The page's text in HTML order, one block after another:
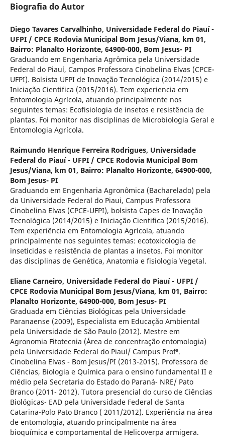
Biografia do Autor
Diego Tavares Carvalhinho, Universidade Federal do Piauí -
UFPI / CPCE Rodovia Municipal Bom Jesus/Viana, km 01,
Bairro: Planalto Horizonte, 64900-000, Bom Jesus- PI
Graduando em Engenharia Agrômica pela Universidade
Federal do Piauí, Campos Professora Cinobelina Elvas (CPCE-
UFPI). Bolsista UFPI de Inovação Tecnológica (2014/2015) e
Iniciação Cientifica (2015/2016). Tem experiencia em
Entomologia Agrícola, atuando principalmente nos
seguintes temas: Ecofisiologia de insetos e resistência de
plantas. Foi monitor nas disciplinas de Microbiologia Geral e
Entomologia Agrícola.
Raimundo Henrique Ferreira Rodrigues, Universidade
Federal do Piauí - UFPI / CPCE Rodovia Municipal Bom
Jesus/Viana, km 01, Bairro: Planalto Horizonte, 64900-000,
Bom Jesus- PI
Graduando em Engenharia Agronômica (Bacharelado) pela
da Universidade Federal do Piaui, Campus Professora
Cinobelina Elvas (CPCE-UFPI), bolsista Capes de Inovação
Tecnológica (2014/2015) e Iniciação Cientifica (2015/2016).
Tem experiência em Entomologia Agrícola, atuando
principalmente nos seguintes temas: ecotoxicologia de
inseticidas e resistência de plantas a insetos. Foi monitor
das disciplinas de Genética, Anatomia e fisiologia Vegetal.
Eliane Carneiro, Universidade Federal do Piauí - UFPI /
CPCE Rodovia Municipal Bom Jesus/Viana, km 01, Bairro:
Planalto Horizonte, 64900-000, Bom Jesus- PI
Graduada em Ciências Biológicas pela Universidade
Paranaense (2009), Especialista em Educação Ambiental
pela Universidade de São Paulo (2012). Mestre em
Agronomia Fitotecnia (Área de concentração entomologia)
pela Universidade Federal do Piauí/ Campus Profª.
Cinobelina Elvas - Bom Jesus/PI (2013-2015). Professora de
Ciências, Biologia e Química para o ensino fundamental II e
médio pela Secretaria do Estado do Paraná- NRE/ Pato
Branco (2011- 2012). Tutora presencial do curso de Ciências
Biológicas- EAD pela Universidade Federal de Santa
Catarina-Polo Pato Branco ( 2011/2012). Experiência na área
de entomologia, atuando principalmente na área
bioquímica e comportamental de Helicoverpa armigera.